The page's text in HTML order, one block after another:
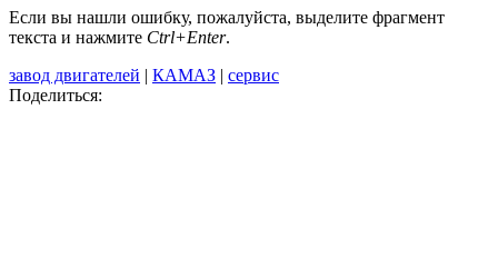
Если вы нашли ошибку, пожалуйста, выделите фрагмент
текста и нажмите Ctrl+Enter.
завод двигателей | КАМАЗ | сервис
Поделиться: